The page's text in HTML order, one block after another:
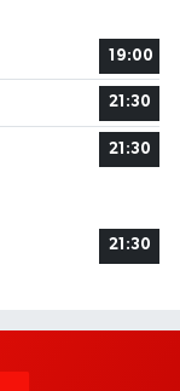
19:00
21:30
21:30
21:30